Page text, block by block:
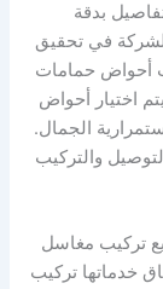
بدقة
في تحقيق
أحواض حمامات
اختيار أحواض
الجمال.
والتركيب
تركيب مغاسل
خدماتها تركيب